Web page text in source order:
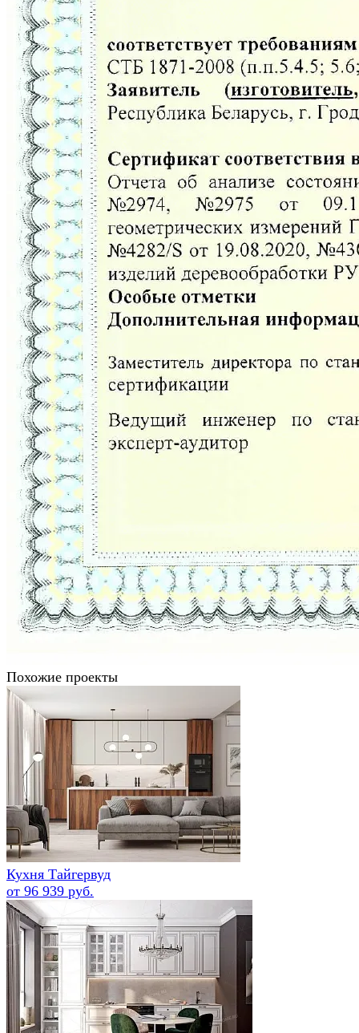
Похожие проекты
Кухня Тайгервуд
от 96 939 руб.